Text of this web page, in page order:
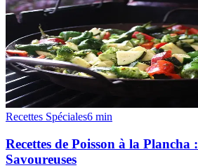
Recettes Spéciales6 min
Recettes de Poisson à la Plancha
Savoureuses